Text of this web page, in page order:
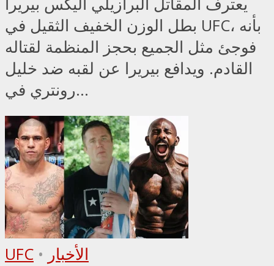
بطل الوزن الخفيف الثقيل في UFC، بأنه
فوجئ مثل الجميع بحجز المنظمة لقتاله
القادم. ويدافع بيريرا عن لقبه ضد خليل
رونتري في...
UFC • الأخبار